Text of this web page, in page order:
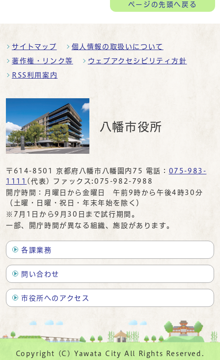
ページの先頭へ戻る
サイトマップ 個人情報の取扱いについて
著作権・リンク等 ウェブアクセシビリティ方針
RSS利用案内
八幡市役所
〒614-8501 京都府八幡市八幡園内75 電話： 075-983-
1111 (代表) ファックス:075-982-7988
開庁時間：月曜日から金曜日 午前9時から午後4時30分
（土曜・日曜・祝日・年末年始を除く）
※7月1日から9月30日まで試行期間。
一部、開庁時間が異なる組織、施設があります。
各課業務
問い合わせ
市役所へのアクセス
Copyright (C) Yawata City All Rights Reserved.